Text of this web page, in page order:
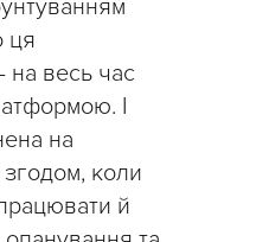
ця
на весь час
І
на
згодом, коли
й